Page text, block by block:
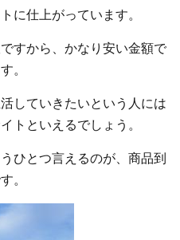
に仕上がっています。
すから、かなり安い金額で
。
していきたいという人には
トといえるでしょう。
ひとつ言えるのが、商品到
。